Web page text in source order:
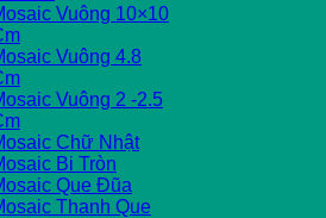
Vuông 10×10
Vuông 4.8
Vuông 2 -2.5
Chữ Nhật
Bi Tròn
Que Đũa
Thanh Que